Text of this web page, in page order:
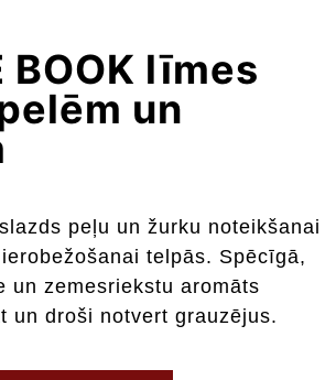
BOOK līmes
un
peļu un žurku noteikšanai
telpās. Spēcīgā,
un zemesriekstu aromāts
un droši notvert grauzējus.